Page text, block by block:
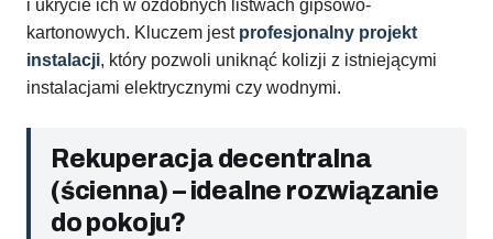
i ukrycie ich w ozdobnych listwach gipsowo-
kartonowych. Kluczem jest profesjonalny projekt
instalacji, który pozwoli uniknąć kolizji z istniejącymi
instalacjami elektrycznymi czy wodnymi.
Rekuperacja decentralna
(ścienna) – idealne rozwiązanie
do pokoju?